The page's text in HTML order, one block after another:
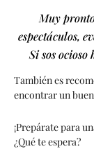
Muy
espectáculos,
Si sos ocioso
También es
encontrar un
¡Prepárate para
¿Qué te espera?